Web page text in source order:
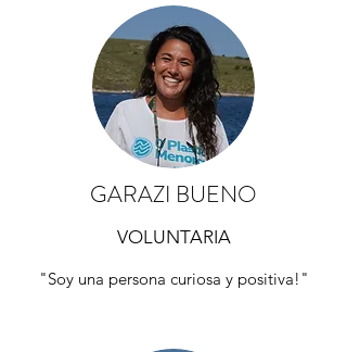
GARAZI BUENO
VOLUNTARIA
"Soy una persona curiosa y positiva!"